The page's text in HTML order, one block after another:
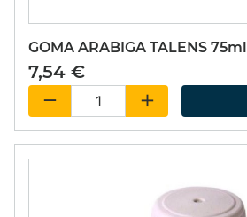
GOMA ARABIGA TALENS 75ml
7,54 €